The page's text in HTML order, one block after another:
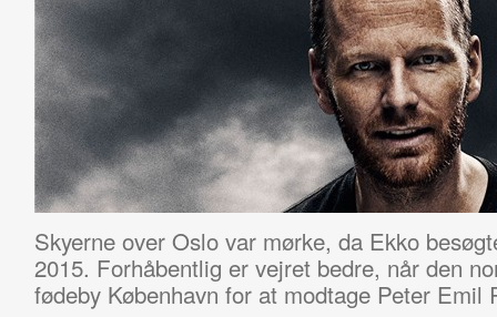
Skyerne over Oslo var mørke, da Ekko
2015. Forhåbentlig er vejret bedre, når den
fødeby København for at modtage Peter Emil